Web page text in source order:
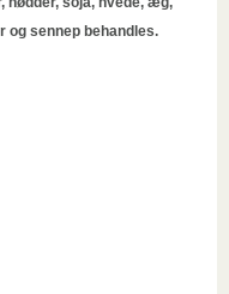
sennep behandles.